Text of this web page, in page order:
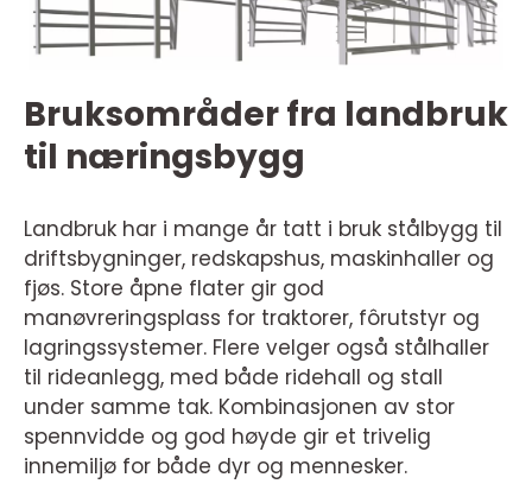
Bruksområder fra landbruk
til næringsbygg
Landbruk har i mange år tatt i bruk stålbygg til
driftsbygninger, redskapshus, maskinhaller og
fjøs. Store åpne flater gir god
manøvreringsplass for traktorer, fôrutstyr og
lagringssystemer. Flere velger også stålhaller
til rideanlegg, med både ridehall og stall
under samme tak. Kombinasjonen av stor
spennvidde og god høyde gir et trivelig
innemiljø for både dyr og mennesker.